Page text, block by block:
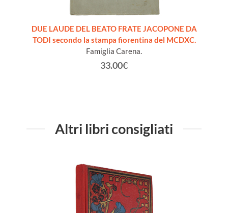
DUE LAUDE DEL BEATO FRATE JACOPONE DA
TODI secondo la stampa fiorentina del MCDXC.
Famiglia Carena.
33.00€
Altri libri consigliati